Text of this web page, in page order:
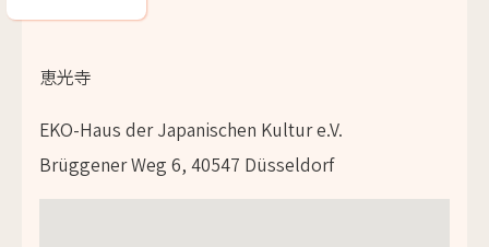
恵光寺
EKO-Haus der Japanischen Kultur e.V.
Brüggener Weg 6, 40547 Düsseldorf